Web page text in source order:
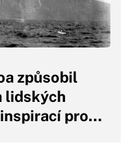
způsobil
lidských
pro…